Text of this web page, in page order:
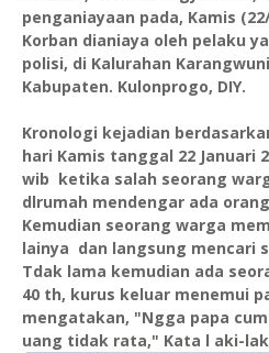
penganiayaan pada, Kamis
Korban dianiaya oleh pelaku
polisi, di Kalurahan
Kabupaten. Kulonprogo, DIY.
Kronologi kejadian
hari Kamis tanggal 22 Januari
wib ketika salah seorang
dlrumah mendengar ada
Kemudian seorang warga
lainya dan langsung mencari
Tdak lama kemudian ada
40 th, kurus keluar menemui
mengatakan, "Ngga papa
uang tidak rata," Kata l aki-